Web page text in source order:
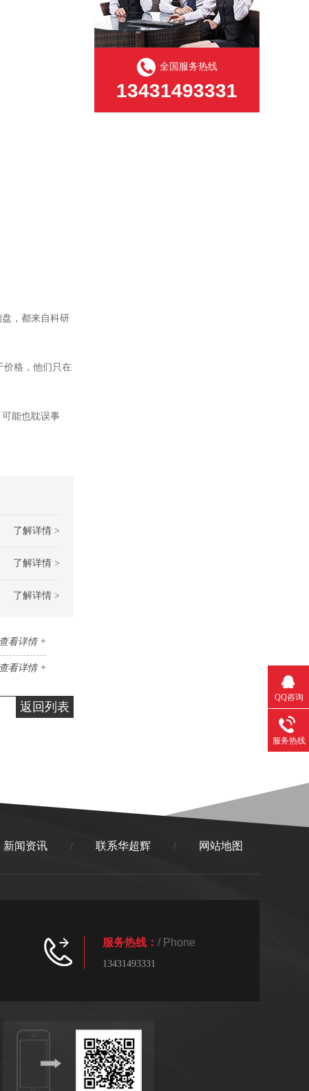
，都来自科研
价格，他们只在
能也耽误事
了解详情 >
了解详情 >
了解详情 >
查看详情 +
查看详情 +
返回列表
全国服务热线
13431493331
新闻资讯 / 联系华超辉 / 网站地图
服务热线： / Phone
13431493331
QQ咨询
服务热线